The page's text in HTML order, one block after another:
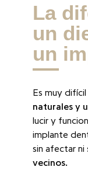
La
un
un
Es muy
naturales y
lucir y
implante
sin afectar ni
vecinos.